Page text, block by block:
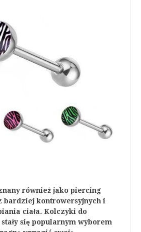
również jako piercing
bardziej kontrowersyjnych i
ciała. Kolczyki do
się popularnym wyborem